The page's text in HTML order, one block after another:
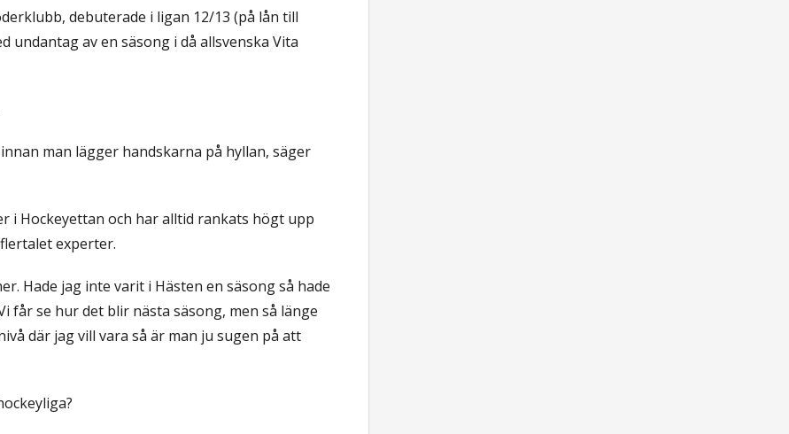
debuterade i ligan 12/13 (på lån till
undantag av en säsong i då allsvenska Vita
man lägger handskarna på hyllan, säger
i Hockeyettan och har alltid rankats högt upp
experter.
Hade jag inte varit i Hästen en säsong så hade
får se hur det blir nästa säsong, men så länge
där jag vill vara så är man ju sugen på att